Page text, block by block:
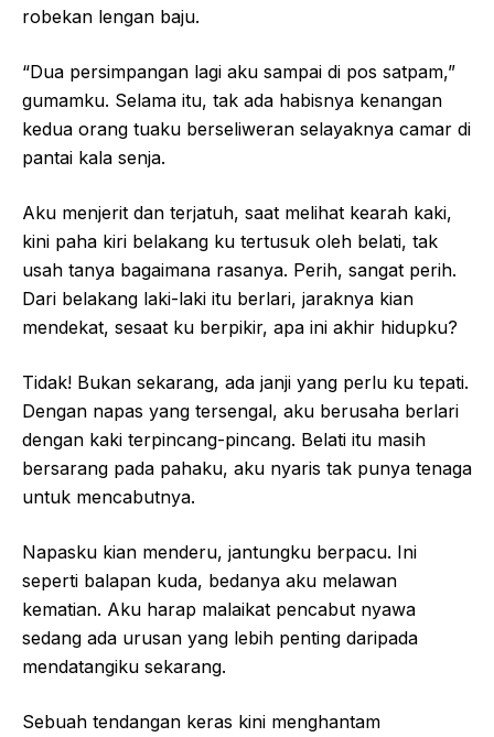
robekan lengan baju.
“Dua persimpangan lagi aku sampai di pos satpam,”
gumamku. Selama itu, tak ada habisnya kenangan
kedua orang tuaku berseliweran selayaknya camar di
pantai kala senja.
Aku menjerit dan terjatuh, saat melihat kearah kaki,
kini paha kiri belakang ku tertusuk oleh belati, tak
usah tanya bagaimana rasanya. Perih, sangat perih.
Dari belakang laki-laki itu berlari, jaraknya kian
mendekat, sesaat ku berpikir, apa ini akhir hidupku?
Tidak! Bukan sekarang, ada janji yang perlu ku tepati.
Dengan napas yang tersengal, aku berusaha berlari
dengan kaki terpincang-pincang. Belati itu masih
bersarang pada pahaku, aku nyaris tak punya tenaga
untuk mencabutnya.
Napasku kian menderu, jantungku berpacu. Ini
seperti balapan kuda, bedanya aku melawan
kematian. Aku harap malaikat pencabut nyawa
sedang ada urusan yang lebih penting daripada
mendatangiku sekarang.
Sebuah tendangan keras kini menghantam